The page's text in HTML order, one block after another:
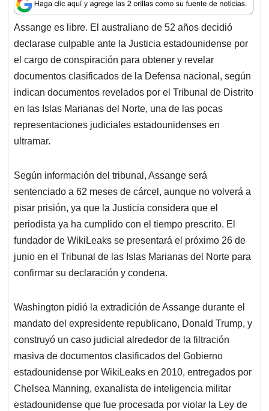
t
s
A
p
p
e
b
o
o
k
k
e
d
I
n
i
l
e
a
d
s
Assange es libre. El australiano de 52 años decidió
declarase culpable ante la Justicia estadounidense por
el cargo de conspiración para obtener y revelar
documentos clasificados de la Defensa nacional, según
indican documentos revelados por el Tribunal de Distrito
en las Islas Marianas del Norte, una de las pocas
representaciones judiciales estadounidenses en
ultramar.
Según información del tribunal, Assange será
sentenciado a 62 meses de cárcel, aunque no volverá a
pisar prisión, ya que la Justicia considera que el
periodista ya ha cumplido con el tiempo prescrito. El
fundador de WikiLeaks se presentará el próximo 26 de
junio en el Tribunal de las Islas Marianas del Norte para
confirmar su declaración y condena.
Washington pidió la extradición de Assange durante el
mandato del expresidente republicano, Donald Trump, y
construyó un caso judicial alrededor de la filtración
masiva de documentos clasificados del Gobierno
estadounidense por WikiLeaks en 2010, entregados por
Chelsea Manning, exanalista de inteligencia militar
estadounidense que fue procesada por violar la Ley de